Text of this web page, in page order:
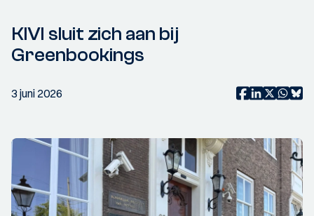
KIVI sluit zich aan bij
Greenbookings
3 juni 2026